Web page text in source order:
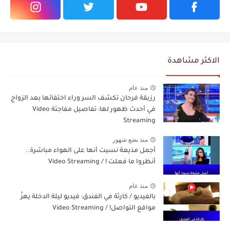
الاكثر مشاهدة
منذ عام
رزيقة فرحان تكشف السر وراء اختفائها بعد الزواج
في أحدث ظهور لها: تفاصيل مفاجئة Video
Streaming
منذ بضع شهور
أجمل مذيعة نسيت أنها على الهواء مباشرة..
أنظروا ما فعلت ! / Video Streaming
منذ عام
بالفيديو / كارثة في الفندق: فيديو ليلة الدخلة يهزّ
مواقع التواصل! / Video Streaming